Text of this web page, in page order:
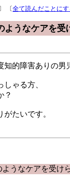
〕 〔全て読んだことに
ようなケアを受
知的障害ありの男
ゃる方、
？
たいです。
ようなケアを受け